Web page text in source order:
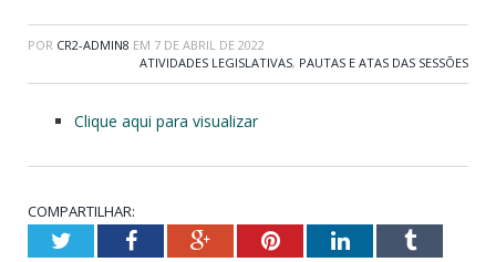
POR CR2-ADMIN8 EM 7 DE ABRIL DE 2022
ATIVIDADES LEGISLATIVAS, PAUTAS E ATAS DAS SESSÕES
Clique aqui para visualizar
COMPARTILHAR:
TwitterFacebookGoogle+PinterestLinkedInTumblr